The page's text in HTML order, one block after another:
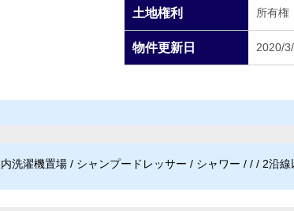
土地権利 所有権
物件更新日 2020/
洗濯機置場 / シャンプードレッサー / シャワー / / / 2沿